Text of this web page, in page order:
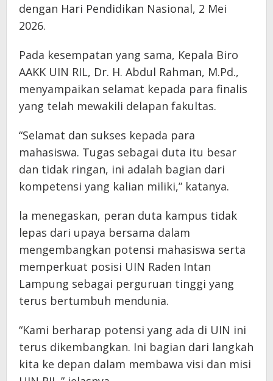
dengan Hari Pendidikan Nasional, 2 Mei
2026.
Pada kesempatan yang sama, Kepala Biro
AAKK UIN RIL, Dr. H. Abdul Rahman, M.Pd.,
menyampaikan selamat kepada para finalis
yang telah mewakili delapan fakultas.
“Selamat dan sukses kepada para
mahasiswa. Tugas sebagai duta itu besar
dan tidak ringan, ini adalah bagian dari
kompetensi yang kalian miliki,” katanya.
la menegaskan, peran duta kampus tidak
lepas dari upaya bersama dalam
mengembangkan potensi mahasiswa serta
memperkuat posisi UIN Raden Intan
Lampung sebagai perguruan tinggi yang
terus bertumbuh mendunia.
“Kami berharap potensi yang ada di UIN ini
terus dikembangkan. Ini bagian dari langkah
kita ke depan dalam membawa visi dan misi